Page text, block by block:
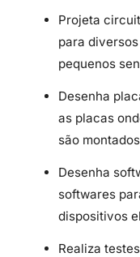
Projeta
para
pequenos
Desenha
as placas
são montados
Desenha
softwares
dispositivos
Realiza